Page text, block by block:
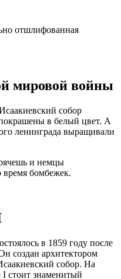
отшлифованная
мировой войны
собор
в белый цвет. А
ленинграда выращивали
и немцы
время бомбежек.
в 1859 году после
создан архитектором
собор. На
стоит знаменитый